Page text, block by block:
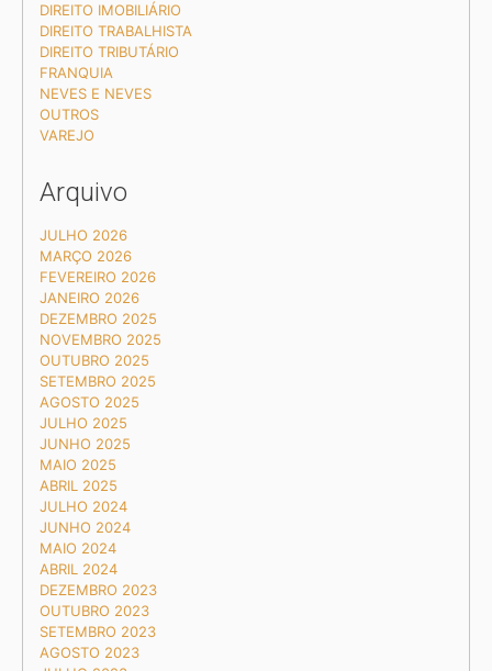
DIREITO IMOBILIÁRIO
DIREITO TRABALHISTA
DIREITO TRIBUTÁRIO
FRANQUIA
NEVES E NEVES
OUTROS
VAREJO
Arquivo
JULHO 2026
MARÇO 2026
FEVEREIRO 2026
JANEIRO 2026
DEZEMBRO 2025
NOVEMBRO 2025
OUTUBRO 2025
SETEMBRO 2025
AGOSTO 2025
JULHO 2025
JUNHO 2025
MAIO 2025
ABRIL 2025
JULHO 2024
JUNHO 2024
MAIO 2024
ABRIL 2024
DEZEMBRO 2023
OUTUBRO 2023
SETEMBRO 2023
AGOSTO 2023